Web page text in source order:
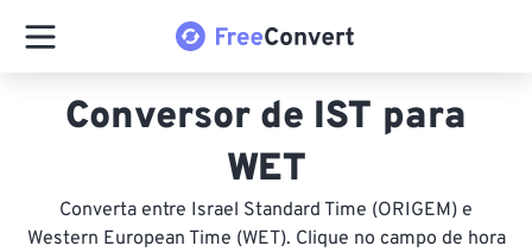
Conversor de IST para
WET
Converta entre Israel Standard Time (ORIGEM) e
Western European Time (WET). Clique no campo de hora